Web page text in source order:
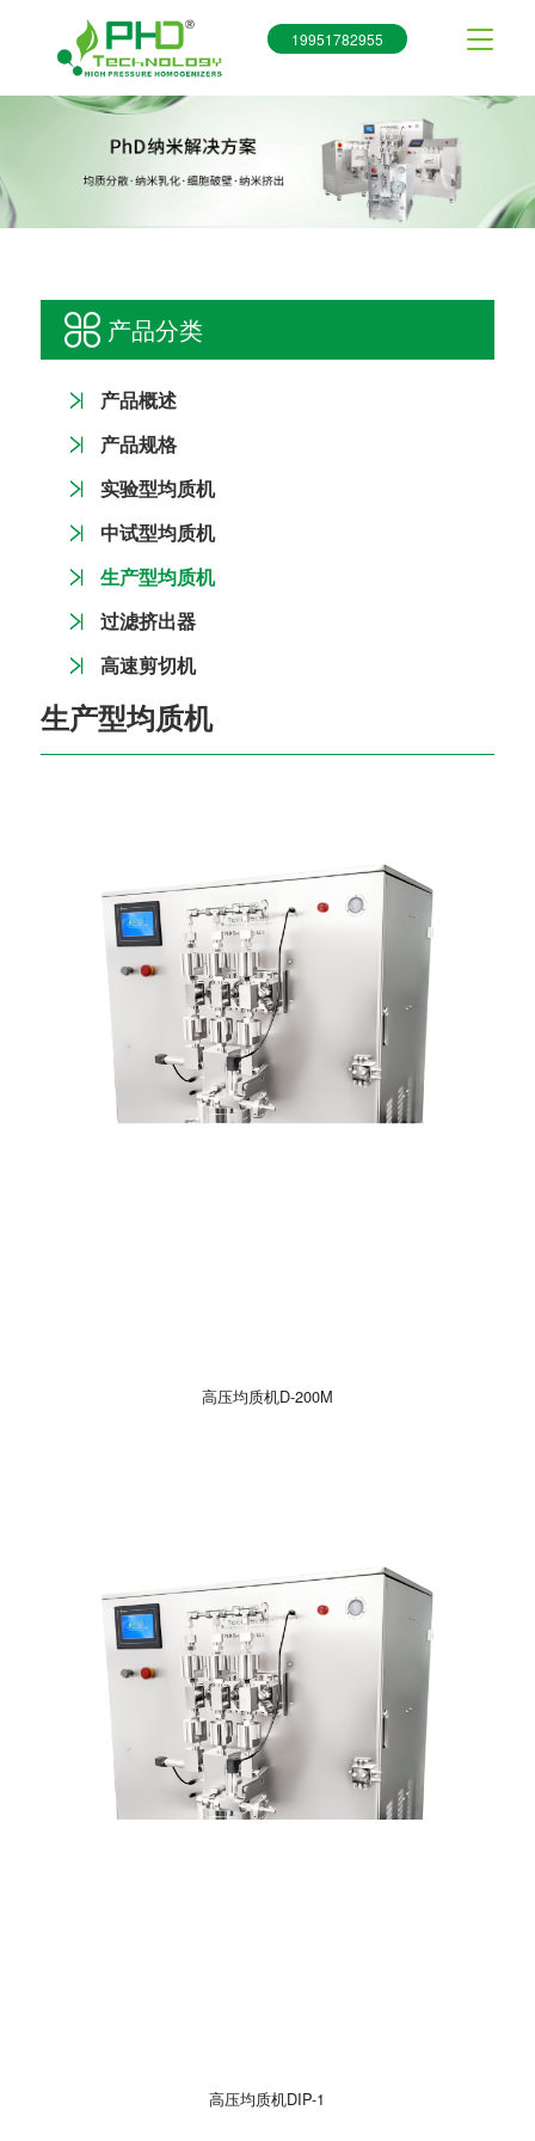
19951782955
产品分类
产品概述
产品规格
实验型均质机
中试型均质机
生产型均质机
过滤挤出器
高速剪切机
生产型均质机
高压均质机D-200M
高压均质机DIP-1